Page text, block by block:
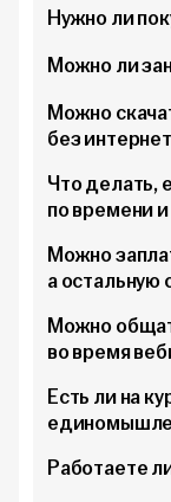
Нужно ли
Можно ли
Можно
без
Что делать,
по времени
Можно
а
Можно
во время
Есть ли на
Работаете